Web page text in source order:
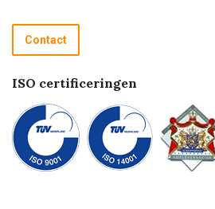
Recycle programma
Betalen
Contact
ISO certificeringen